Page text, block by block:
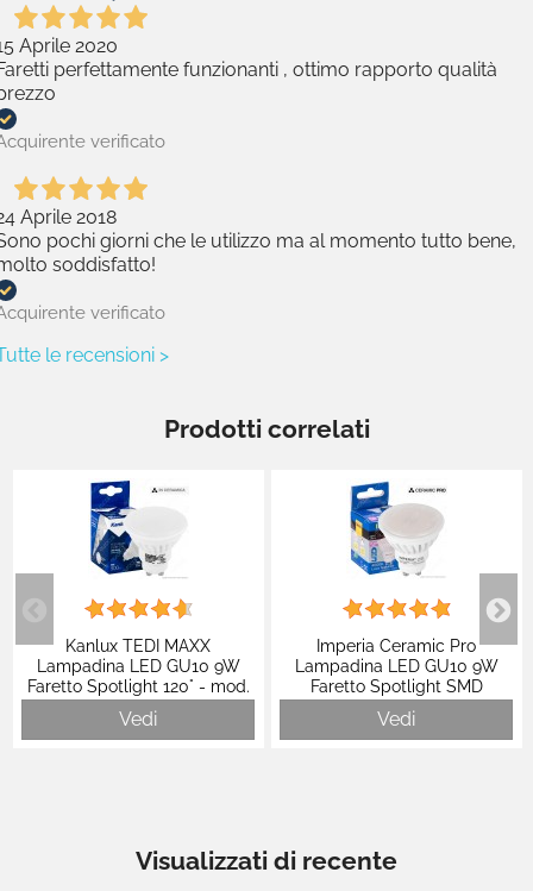
Aprile 2020
perfettamente funzionanti , ottimo rapporto qualità
verificato
Aprile 2018
pochi giorni che le utilizzo ma al momento tutto bene,
soddisfatto!
verificato
le recensioni >
Prodotti correlati
Kanlux TEDI MAXX
Lampadina LED GU10 9W
Faretto Spotlight 120° - mod.
23412 / 23413
Vedi
Imperia Ceramic Pro
Lampadina LED GU10 9W
Faretto Spotlight SMD
Dimmerabile - mod. 209295 /
209301
Vedi
Visualizzati di recente